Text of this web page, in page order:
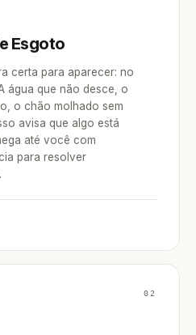
Esgoto
certa para aparecer: no
água que não desce, o
o chão molhado sem
avisa que algo está
até você com
para resolver
02